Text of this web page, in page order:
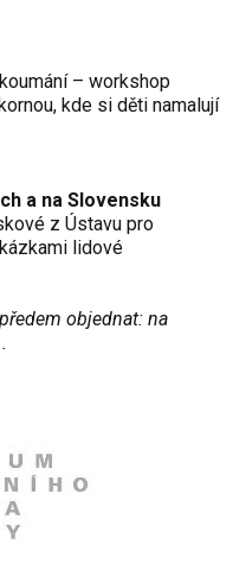
– workshop
kde si děti namalují
a na Slovensku
z Ústavu pro
lidové
objednat: na
.